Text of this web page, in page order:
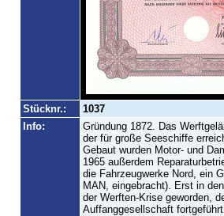
Stücknr.:
1037
Info:
Gründung 1872. Das
der für große Seeschiffe
Gebaut wurden Motor- und
1965 außerdem
die Fahrzeugwerke Nord, ein
MAN, eingebracht). Erst in
der Werften-Krise geworden,
Auffanggesellschaft